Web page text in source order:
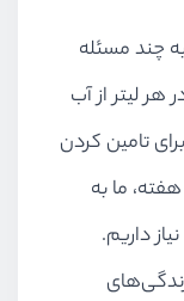
چند مسئله
لیتر از آب
برای تامین کردن
ما به
نیاز داریم.